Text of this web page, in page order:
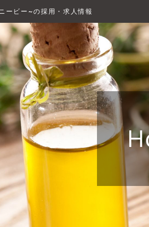
ビー~の採用・求人情報